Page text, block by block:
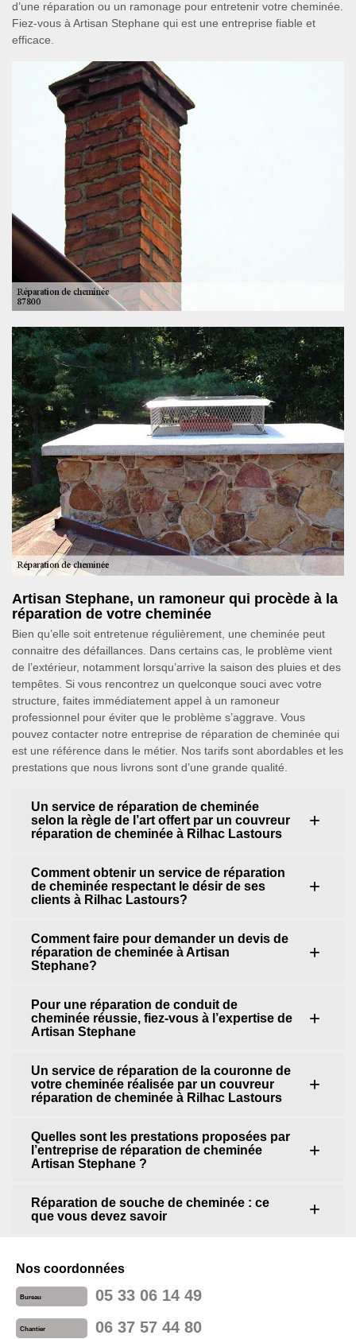
d’une réparation ou un ramonage pour entretenir votre cheminée.
Fiez-vous à Artisan Stephane qui est une entreprise fiable et
efficace.
Artisan Stephane, un ramoneur qui procède à la
réparation de votre cheminée
Bien qu’elle soit entretenue régulièrement, une cheminée peut
connaitre des défaillances. Dans certains cas, le problème vient
de l’extérieur, notamment lorsqu’arrive la saison des pluies et des
tempêtes. Si vous rencontrez un quelconque souci avec votre
structure, faites immédiatement appel à un ramoneur
professionnel pour éviter que le problème s’aggrave. Vous
pouvez contacter notre entreprise de réparation de cheminée qui
est une référence dans le métier. Nos tarifs sont abordables et les
prestations que nous livrons sont d’une grande qualité.
Un service de réparation de cheminée
selon la règle de l’art offert par un couvreur
réparation de cheminée à Rilhac Lastours
Comment obtenir un service de réparation
de cheminée respectant le désir de ses
clients à Rilhac Lastours?
Comment faire pour demander un devis de
réparation de cheminée à Artisan
Stephane?
Pour une réparation de conduit de
cheminée réussie, fiez-vous à l’expertise de
Artisan Stephane
Un service de réparation de la couronne de
votre cheminée réalisée par un couvreur
réparation de cheminée à Rilhac Lastours
Quelles sont les prestations proposées par
l’entreprise de réparation de cheminée
Artisan Stephane ?
Réparation de souche de cheminée : ce
que vous devez savoir
Nos coordonnées
Bureau 05 33 06 14 49
Chantier 06 37 57 44 80